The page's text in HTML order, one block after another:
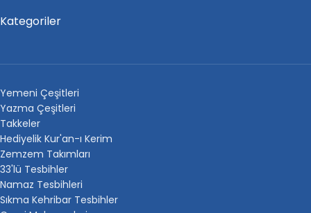
Kategoriler
Yemeni Çeşitleri
Yazma Çeşitleri
Takkeler
Hediyelik Kur'an-ı Kerim
Zemzem Takımları
33'lü Tesbihler
Namaz Tesbihleri
Sıkma Kehribar Tesbihler